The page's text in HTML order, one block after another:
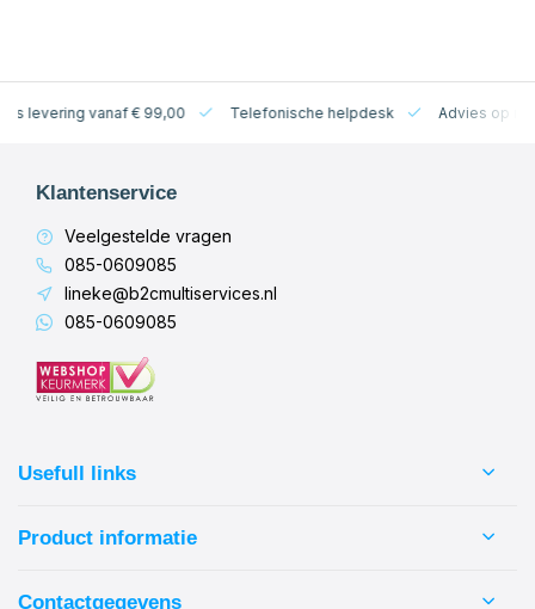
vanaf € 99,00 Telefonische helpdesk Advies op maat
Klantenservice
Veelgestelde vragen
085-0609085
lineke@b2cmultiservices.nl
085-0609085
Usefull links
Product informatie
Contactgegevens